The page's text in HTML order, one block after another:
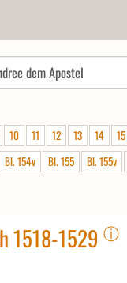
10 11 12 13 14
15
Bl. 154v Bl. 155
Bl. 155v
1518-1529 ⓘ